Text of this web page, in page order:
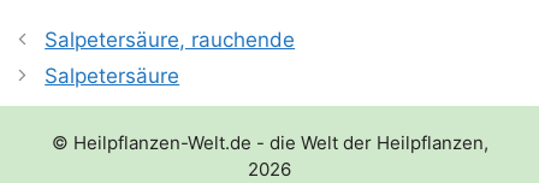
Salpetersäure, rauchende
Salpetersäure
© Heilpflanzen-Welt.de - die Welt der Heilpflanzen,
2026